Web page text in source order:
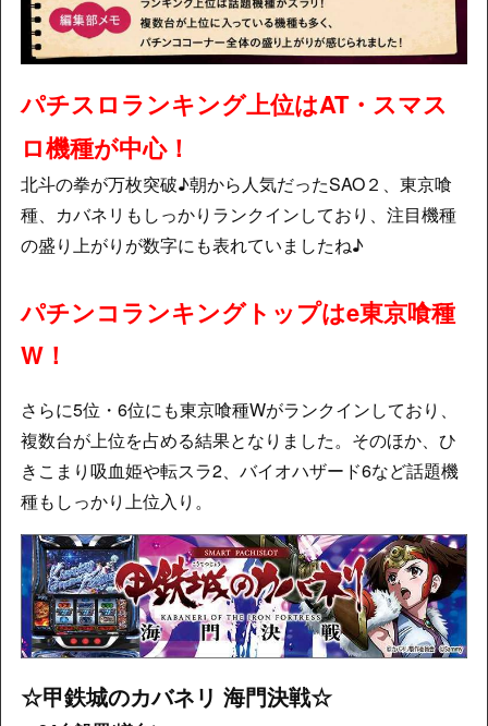
パチスロランキング上位はAT・スマス
ロ機種が中心！
北斗の拳が万枚突破♪朝から人気だったSAO２、東京喰
種、カバネリもしっかりランクインしており、注目機種
の盛り上がりが数字にも表れていましたね♪
パチンコランキングトップはe東京喰種
W！
さらに5位・6位にも東京喰種Wがランクインしており、
複数台が上位を占める結果となりました。そのほか、ひ
きこまり吸血姫や転スラ2、バイオハザード6など話題機
種もしっかり上位入り。
☆甲鉄城のカバネリ 海門決戦☆